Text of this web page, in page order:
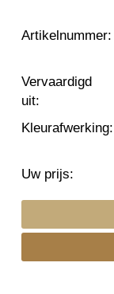
Artikelnummer:
Vervaardigd
uit:
Kleurafwerking:
Uw prijs: